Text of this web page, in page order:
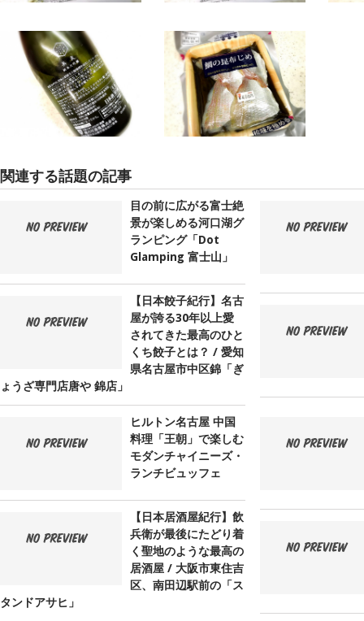
関連する話題の記事
目の前に広がる富士絶
景が楽しめる河口湖グ
ランピング「Dot
Glamping 富士山」
【日本餃子紀行】名古
屋が誇る30年以上愛
されてきた最高のひと
くち餃子とは？ / 愛知
県名古屋市中区錦「ぎ
ょうざ専門店唐や 錦店」
ヒルトン名古屋 中国
料理「王朝」で楽しむ
モダンチャイニーズ・
ランチビュッフェ
【日本居酒屋紀行】飲
兵衛が最後にたどり着
く聖地のような最高の
居酒屋 / 大阪市東住吉
区、南田辺駅前の「ス
タンドアサヒ」